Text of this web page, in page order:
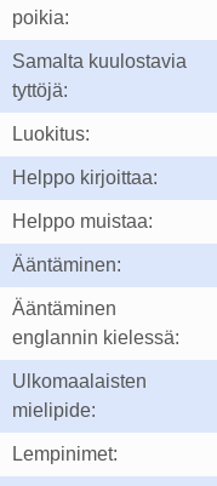
poikia:
Samalta kuulostavia
tyttöjä:
Luokitus:
Helppo kirjoittaa:
Helppo muistaa:
Ääntäminen:
Ääntäminen
englannin kielessä:
Ulkomaalaisten
mielipide:
Lempinimet: